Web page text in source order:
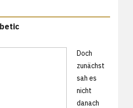
Doch
zunächst
sah es
nicht
danach